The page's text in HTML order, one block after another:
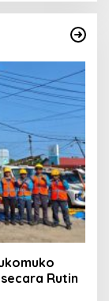
Rutin